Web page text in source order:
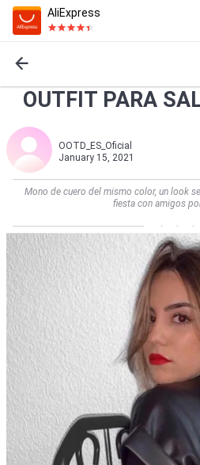
AliExpress
OUTFIT PARA
OOTD_ES_Oficial
January 15, 2021
Mono de cuero del mismo color, un look
fiesta con amigos